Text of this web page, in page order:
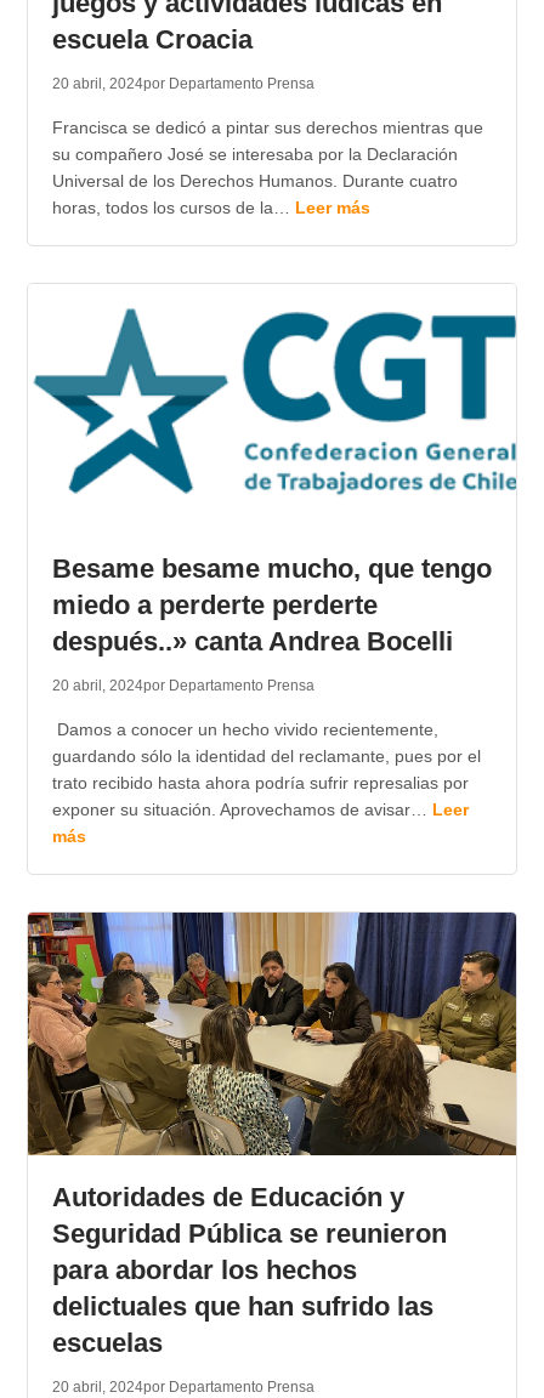
escuela Croacia
20 abril, 2024por Departamento Prensa
Francisca se dedicó a pintar sus derechos mientras que
su compañero José se interesaba por la Declaración
Universal de los Derechos Humanos. Durante cuatro
horas, todos los cursos de la… Leer más
Besame besame mucho, que tengo
miedo a perderte perderte
después..» canta Andrea Bocelli
20 abril, 2024por Departamento Prensa
Damos a conocer un hecho vivido recientemente,
guardando sólo la identidad del reclamante, pues por el
trato recibido hasta ahora podría sufrir represalias por
exponer su situación. Aprovechamos de avisar… Leer
más
Autoridades de Educación y
Seguridad Pública se reunieron
para abordar los hechos
delictuales que han sufrido las
escuelas
20 abril, 2024por Departamento Prensa